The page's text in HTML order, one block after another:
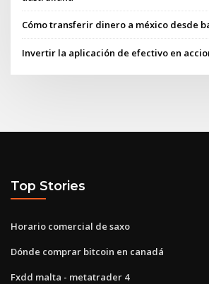
Cómo transferir dinero a méxico desde
Invertir la aplicación de efectivo en
Top Stories
Horario comercial de saxo
Dónde comprar bitcoin en canadá
Fxdd malta - metatrader 4